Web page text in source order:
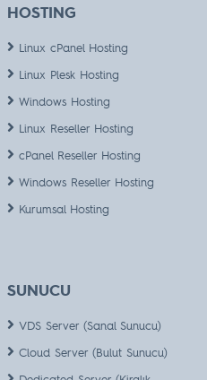
HOSTING
Linux cPanel Hosting
Linux Plesk Hosting
Windows Hosting
Linux Reseller Hosting
cPanel Reseller Hosting
Windows Reseller Hosting
Kurumsal Hosting
SUNUCU
VDS Server (Sanal Sunucu)
Cloud Server (Bulut Sunucu)